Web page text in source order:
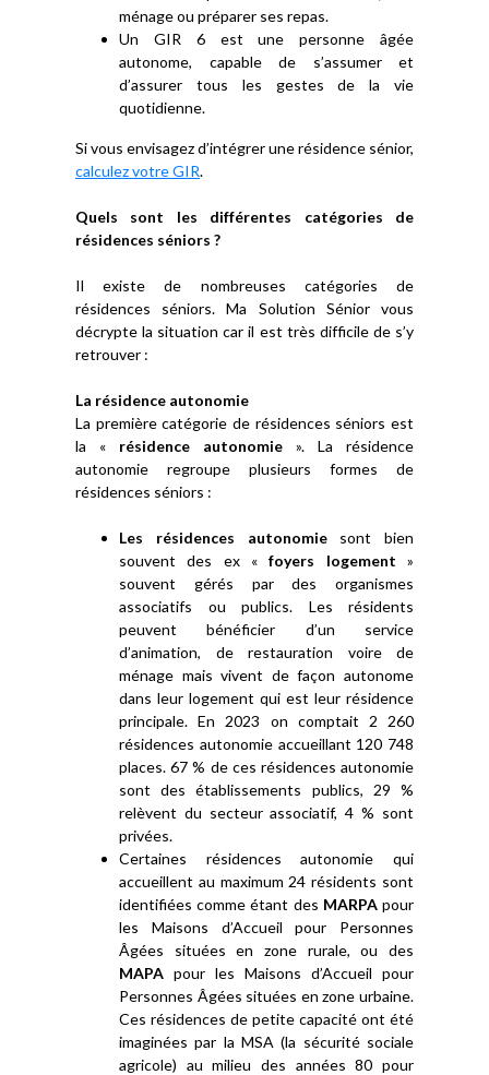
ménage ou préparer ses repas.
Un GIR 6 est une personne âgée
autonome, capable de s’assumer et
d’assurer tous les gestes de la vie
quotidienne.
Si vous envisagez d’intégrer une résidence sénior,
calculez votre GIR.
Quels sont les différentes catégories de
résidences séniors ?
Il existe de nombreuses catégories de
résidences séniors. Ma Solution Sénior vous
décrypte la situation car il est très difficile de s’y
retrouver :
La résidence autonomie
La première catégorie de résidences séniors est
la « résidence autonomie ». La résidence
autonomie regroupe plusieurs formes de
résidences séniors :
Les résidences autonomiesont bien
souvent des ex «foyers logement »
souvent gérés par des organismes
associatifs ou publics. Les résidents
peuvent bénéficier d’un service
d’animation, de restauration voire de
ménage mais vivent de façon autonome
dans leur logement qui est leur résidence
principale. En 2023 on comptait 2 260
résidences autonomie accueillant 120 748
places. 67 % de ces résidences autonomie
sont des établissements publics, 29 %
relèvent du secteur associatif, 4 % sont
privées.
Certaines résidences autonomie qui
accueillent au maximum 24 résidents sont
identifiées comme étant des MARPApour
les Maisons d’Accueil pour Personnes
Âgées situées en zone rurale, ou des
MAPA pour les Maisons d’Accueil pour
Personnes Âgées situées en zone urbaine.
Ces résidences de petite capacité ont été
imaginées par la MSA (la sécurité sociale
agricole) au milieu des années 80 pour